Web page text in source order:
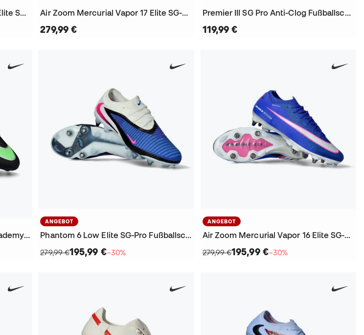
Air Zoom Mercurial Superfly 11 Elite SG-Pro Fußballschuhe Air Zoom Mercurial Vapor 17 Elite SG-Pro Fußballschuhe
279,99 €
Premier III SG Pro Anti-Clog Fußballschuhe
119,99 €
Air Zoom Mercurial Vapor 17 Academy SG-Pro Fußballschuhe
ANGEBOT
Phantom 6 Low Elite SG-Pro Fußballschuhe
279,99 €195,99 €−30%
ANGEBOT
Air Zoom Mercurial Vapor 16 Elite SG-Pro Fußballschuhe
279,99 €195,99 €−30%